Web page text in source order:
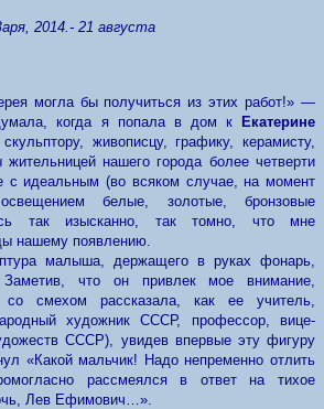
2014.- 21 августа
могла бы получиться из этих работ!» —
когда я попала в дом к
Екатерине
живописцу, графику, керамисту,
нашего города более четверти
с идеальным (во всяком случае, на момент
белые, золотые, бронзовые
так изысканно, так томно, что мне
нашему появлению.
малыша, держащего в руках фонарь,
Заметив, что он привлек мое внимание,
со смехом рассказала, как ее учитель,
художник СССР, профессор, вице-
СССР), увидев впервые эту фигуру
«Какой мальчик! Надо непременно отлить
рассмеялся в ответ на тихое
Лев Ефимович…».